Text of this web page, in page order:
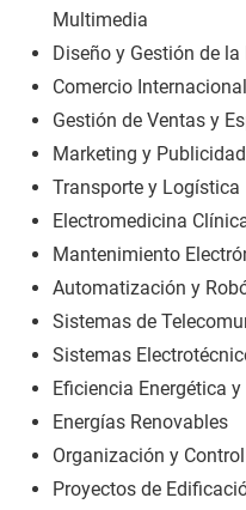
Multimedia
Diseño y Gestión de
Comercio Internacional
Gestión de Ventas y
Marketing y Publicidad
Transporte y Logística
Electromedicina
Mantenimiento
Automatización y
Sistemas de
Sistemas
Eficiencia Energética
Energías Renovables
Organización y
Proyectos de